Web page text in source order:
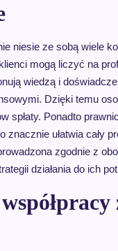
niesie ze sobą wiele
mogą liczyć na
wiedzą i
Dzięki temu
spłaty. Ponadto
ułatwia cały
zgodnie z
działania do ich